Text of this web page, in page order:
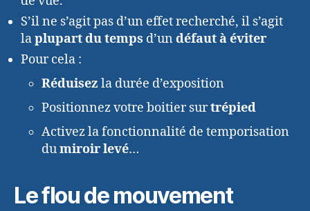
S’il ne s’agit pas d’un effet recherché, il s’agit
laplupart du temps d’un défaut à éviter
Pour cela :
Réduisez la durée d’exposition
Positionnez votre boitier surtrépied
Activez la fonctionnalité de temporisation
dumiroir levé…
Le flou de mouvement